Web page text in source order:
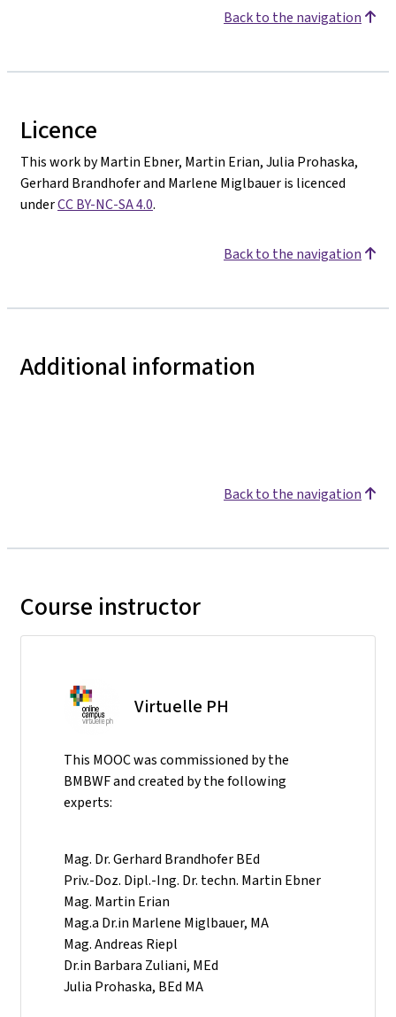
Back to the navigation
Licence
This work by Martin Ebner, Martin Erian, Julia Prohaska,
Gerhard Brandhofer and Marlene Miglbauer is licenced
underCC BY-NC-SA 4.0.
Back to the navigation
Additional information
Back to the navigation
Course instructor
Virtuelle PH
This MOOC was commissioned by the
BMBWF and created by the following
experts:
Mag. Dr. Gerhard Brandhofer BEd
Priv.-Doz. Dipl.-Ing. Dr. techn. Martin Ebner
Mag. Martin Erian
Mag.a Dr.in Marlene Miglbauer, MA
Mag. Andreas Riepl
Dr.in Barbara Zuliani, MEd
Julia Prohaska, BEd MA